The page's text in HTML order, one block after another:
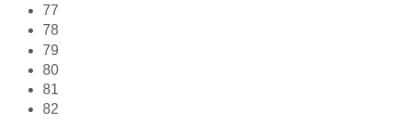
77
78
79
80
81
82